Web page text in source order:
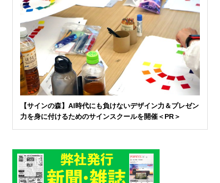
【サインの森】AI時代にも負けないデザイン力＆プレゼン
力を身に付けるためのサインスクールを開催＜PR＞